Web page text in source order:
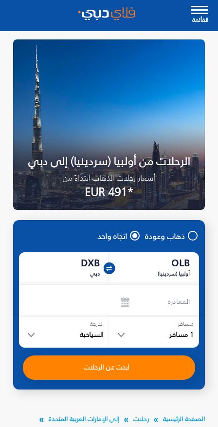
القأئمة
الرحلات من أولبيا (سردينيا) إلى دبي
أسعار رحلات الذهاب ابتداءً من
*EUR 491
ذهاب وعودة اتجاه واحد
OLB
أولبيا (سردينيا)
DXB
دبي
المغادرة
مسافر
1 مسافر
الدرجة
السياحية
ابحث عن الرحلات
الصفحة الرئيسية رحلات
إلى الإمارات العربية المتحدة